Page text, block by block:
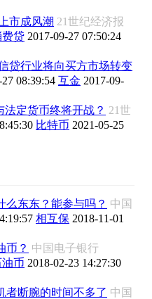
市成风潮 21世纪经济报
费贷 2017-09-27 07:50:24
贷行业将向买方市场转变
08:39:54 互金 2017-09-
法定货币终将开战？ 21世
比特币 2021-05-25
么东东？能参与吗？ 中国
相互保 2018-11-01
币？ 中国电子银行
币 2018-02-23 14:27:30
者断腕的时间不多了 中国